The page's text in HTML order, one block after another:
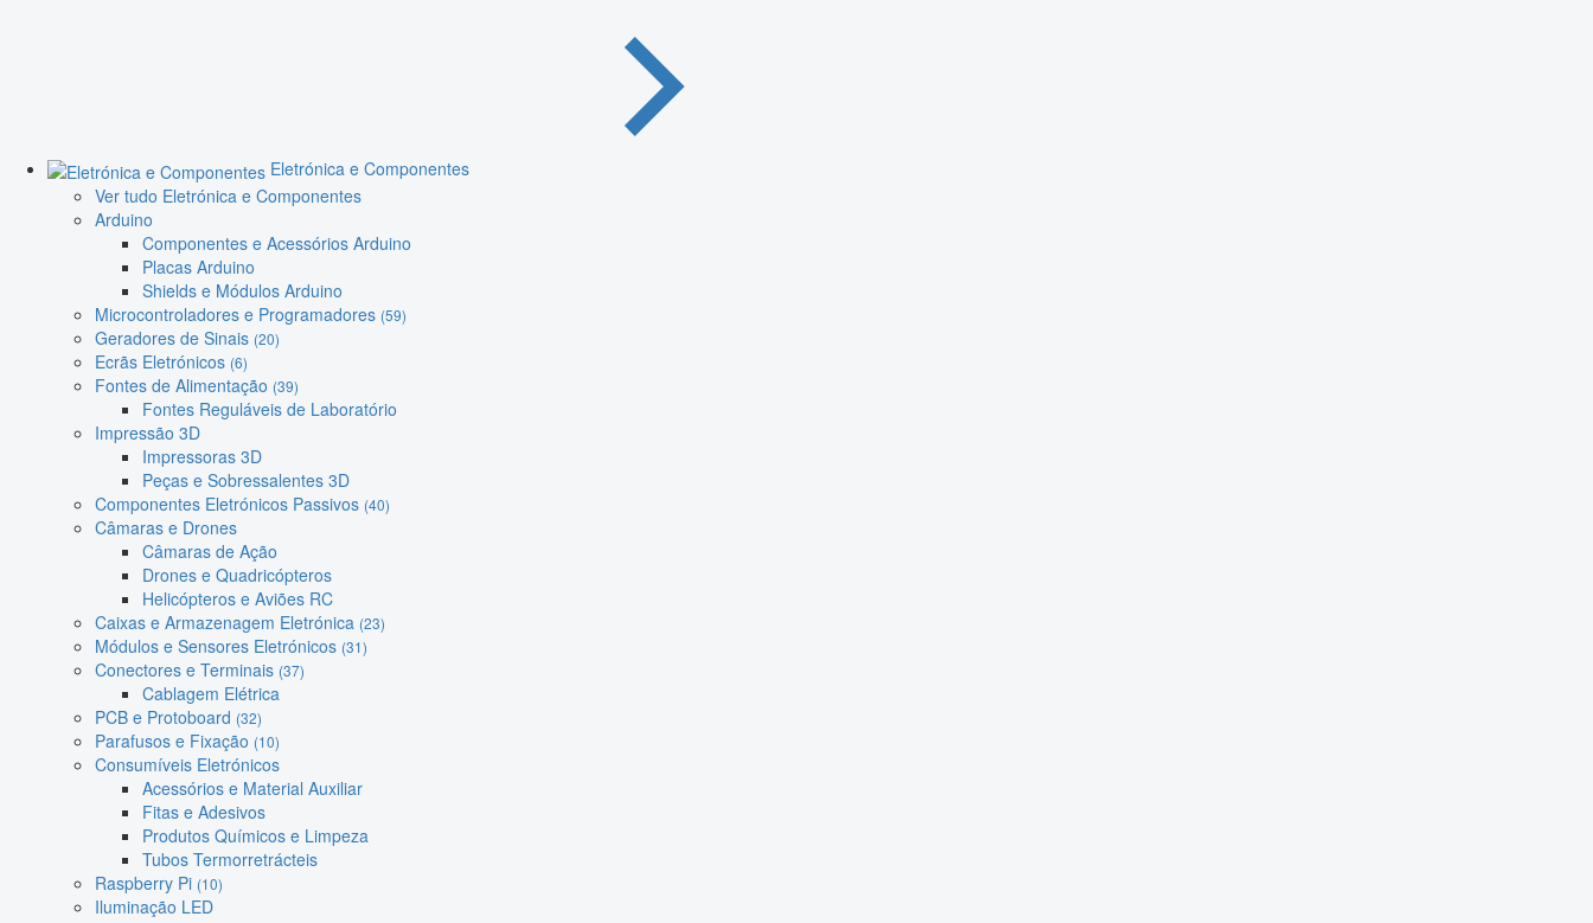
Eletrónica e Componentes
Ver tudo Eletrónica e Componentes
Arduino
Componentes e Acessórios Arduino
Placas Arduino
Shields e Módulos Arduino
Microcontroladores e Programadores (59)
Geradores de Sinais (20)
Ecrãs Eletrónicos (6)
Fontes de Alimentação (39)
Fontes Reguláveis de Laboratório
Impressão 3D
Impressoras 3D
Peças e Sobressalentes 3D
Componentes Eletrónicos Passivos (40)
Câmaras e Drones
Câmaras de Ação
Drones e Quadricópteros
Helicópteros e Aviões RC
Caixas e Armazenagem Eletrónica (23)
Módulos e Sensores Eletrónicos (31)
Conectores e Terminais (37)
Cablagem Elétrica
PCB e Protoboard (32)
Parafusos e Fixação (10)
Consumíveis Eletrónicos
Acessórios e Material Auxiliar
Fitas e Adesivos
Produtos Químicos e Limpeza
Tubos Termorretrácteis
Raspberry Pi (10)
Iluminação LED